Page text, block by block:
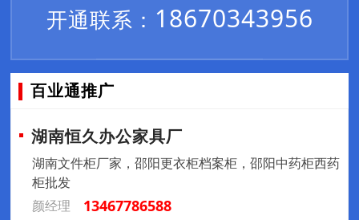
开通联系： 18670343956
百业通推广
湖南恒久办公家具厂
湖南文件柜厂家，邵阳更衣柜档案柜，邵阳中药柜西药
柜批发
颜经理
13467786588